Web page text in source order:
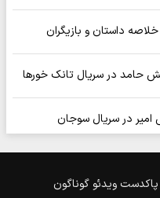
داستان و بازیگران
حامد در سریال تانک خورها
امیر در سریال سوجان
پاکدست ویدئو گوناگون